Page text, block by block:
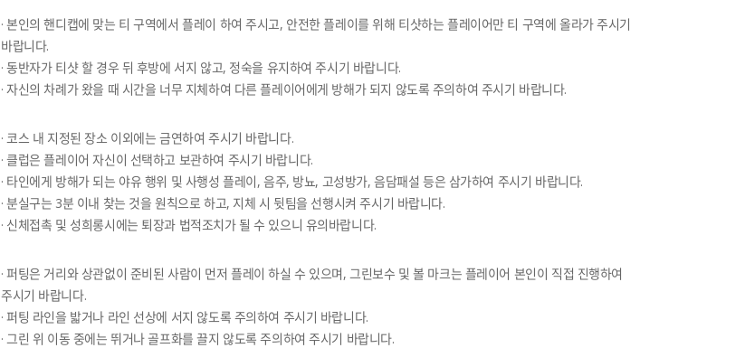
· 본인의 핸디캡에 맞는 티 구역에서 플레이 하여 주시고, 안전한 플레이를 위해 티샷하는 플레이어만 티 구역에 올라가 주시기
바랍니다.
· 동반자가 티샷 할 경우 뒤 후방에 서지 않고, 정숙을 유지하여 주시기 바랍니다.
· 자신의 차례가 왔을 때 시간을 너무 지체하여 다른 플레이어에게 방해가 되지 않도록 주의하여 주시기 바랍니다.
· 코스 내 지정된 장소 이외에는 금연하여 주시기 바랍니다.
· 클럽은 플레이어 자신이 선택하고 보관하여 주시기 바랍니다.
· 타인에게 방해가 되는 야유 행위 및 사행성 플레이, 음주, 방뇨, 고성방가, 음담패설 등은 삼가하여 주시기 바랍니다.
· 분실구는 3분 이내 찾는 것을 원칙으로 하고, 지체 시 뒷팀을 선행시켜 주시기 바랍니다.
· 신체접촉 및 성희롱시에는 퇴장과 법적조치가 될 수 있으니 유의바랍니다.
· 퍼팅은 거리와 상관없이 준비된 사람이 먼저 플레이 하실 수 있으며, 그린보수 및 볼 마크는 플레이어 본인이 직접 진행하여
주시기 바랍니다.
· 퍼팅 라인을 밟거나 라인 선상에 서지 않도록 주의하여 주시기 바랍니다.
· 그린 위 이동 중에는 뛰거나 골프화를 끌지 않도록 주의하여 주시기 바랍니다.